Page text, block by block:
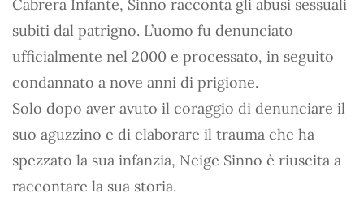
Cabrera Infante, Sinno racconta gli abusi sessuali
subiti dal patrigno. L’uomo fu denunciato
ufficialmente nel 2000 e processato, in seguito
condannato a nove anni di prigione.
Solo dopo aver avuto il coraggio di denunciare il
suo aguzzino e di elaborare il trauma che ha
spezzato la sua infanzia, Neige Sinno è riuscita a
raccontare la sua storia.